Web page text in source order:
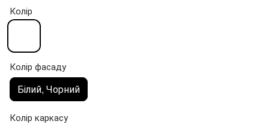
Колір
Колір фасаду
Білий, Чорний
Колір каркасу